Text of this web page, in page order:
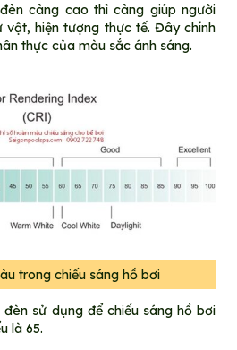
càng cao thì càng giúp người
vật, hiện tượng thực tế. Đây chính
thực của màu sắc ánh sáng.
trong chiếu sáng hồ bơi
sử dụng để chiếu sáng hồ bơi
là 65.